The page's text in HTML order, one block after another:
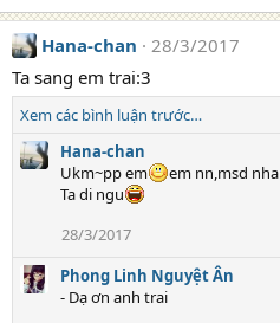
Hana-chan
28/3/2017
Ta sang em trai:3
Xem các bình luận trước…
Hana-chan
Ukm~pp em
em nn,msd nha
Ta di ngu
28/3/2017
Phong Linh Nguyệt Ân
- Dạ ơn anh trai